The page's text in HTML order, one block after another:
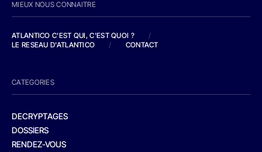
MIEUX NOUS CONNAITRE
ATLANTICO C'EST QUI, C'EST QUOI ?
/
LE RESEAU D'ATLANTICO
/ CONTACT
CATEGORIES
DECRYPTAGES
DOSSIERS
RENDEZ-VOUS